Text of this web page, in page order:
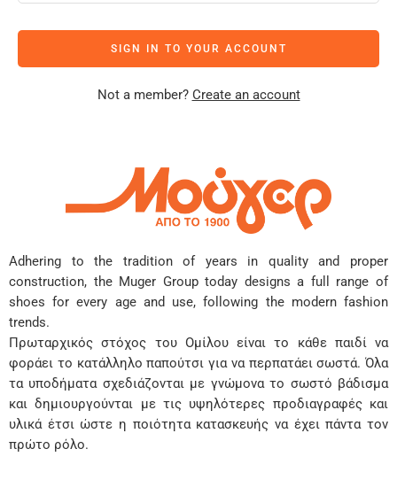
SIGN IN TO YOUR ACCOUNT
Not a member? Create an account
Adhering to the tradition of years in quality and proper
construction, the Muger Group today designs a full range of
shoes for every age and use, following the modern fashion
trends.
Πρωταρχικός στόχος του Ομίλου είναι το κάθε παιδί να
φοράει το κατάλληλο παπούτσι για να περπατάει σωστά. Όλα
τα υποδήματα σχεδιάζονται με γνώμονα το σωστό βάδισμα
και δημιουργούνται με τις υψηλότερες προδιαγραφές και
υλικά έτσι ώστε η ποιότητα κατασκευής να έχει πάντα τον
πρώτο ρόλο.